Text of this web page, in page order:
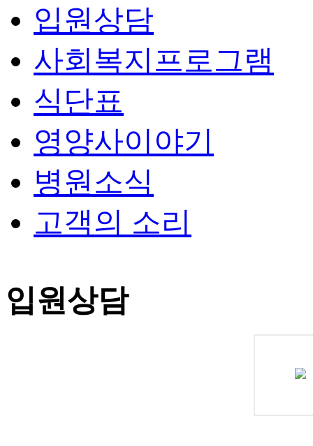
입원상담
사회복지프로그램
식단표
영양사이야기
병원소식
고객의 소리
입원상담